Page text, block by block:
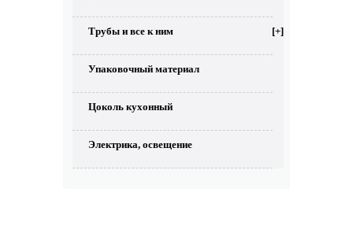
Трубы и все к ним [+]
Упаковочный материал
Цоколь кухонный
Электрика, освещение